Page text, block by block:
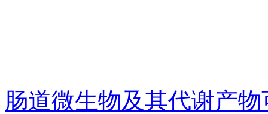
肠道微生物及其代谢产